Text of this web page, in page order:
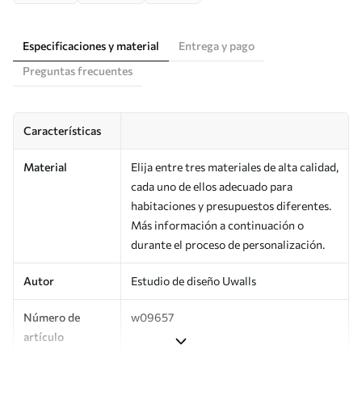
Especificaciones y material
Entrega y pago
Preguntas frecuentes
Características
Material
Elija entre tres materiales de alta calidad,
cada uno de ellos adecuado para
habitaciones y presupuestos diferentes.
Más información a continuación o
durante el proceso de personalización.
Autor Estudio de diseño Uwalls
Número de
artículo
w09657